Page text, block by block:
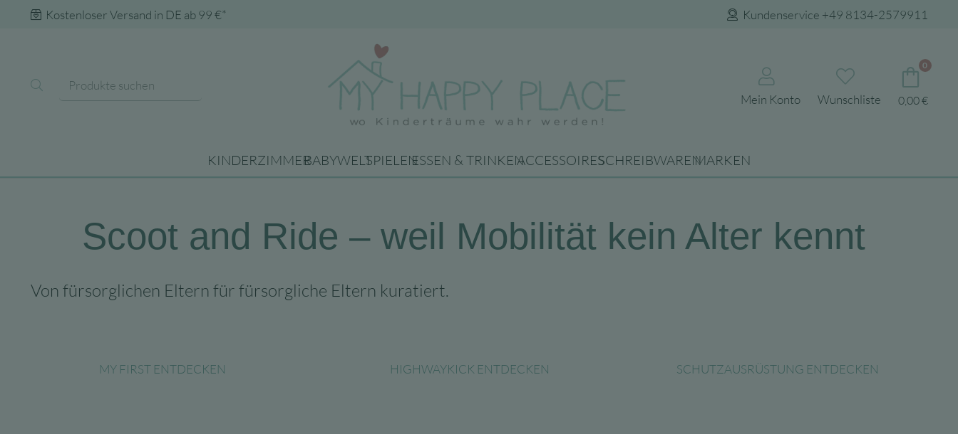
Kostenloser Versand in DE ab 99 €* Kundenservice +49 8134-2579911
Mein Konto Wunschliste
0
0,00€
KINDERZIMMERBABYWELTSPIELENESSEN & TRINKENACCESSOIRESSCHREIBWARENMARKEN
Scoot and Ride – weil Mobilität kein Alter kennt
Von fürsorglichen Eltern für fürsorgliche Eltern kuratiert.
MY FIRST ENTDECKEN HIGHWAYKICK ENTDECKEN SCHUTZAUSRÜSTUNG ENTDECKEN